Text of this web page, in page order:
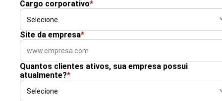
Cargo corporativo*
Site da empresa*
Quantos clientes ativos, sua empresa possui
atualmente?*